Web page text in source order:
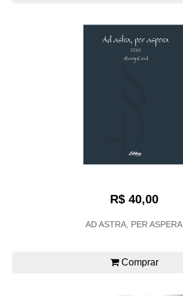
R$ 40,00
AD ASTRA, PER ASPERA
Comprar